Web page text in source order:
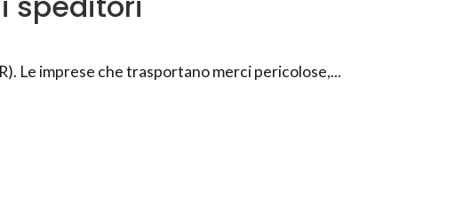
Le imprese che trasportano merci pericolose,...